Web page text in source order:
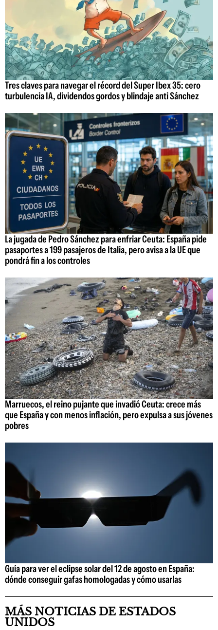
Tres claves para navegar el récord del Super Ibex 35: cero
turbulencia IA, dividendos gordos y blindaje anti Sánchez
La jugada de Pedro Sánchez para enfriar Ceuta: España pide
pasaportes a 199 pasajeros de Italia, pero avisa a la UE que
pondrá fin a los controles
Marruecos, el reino pujante que invadió Ceuta: crece más
que España y con menos inflación, pero expulsa a sus jóvenes
pobres
Guía para ver el eclipse solar del 12 de agosto en España:
dónde conseguir gafas homologadas y cómo usarlas
MÁS NOTICIAS DE ESTADOS
UNIDOS